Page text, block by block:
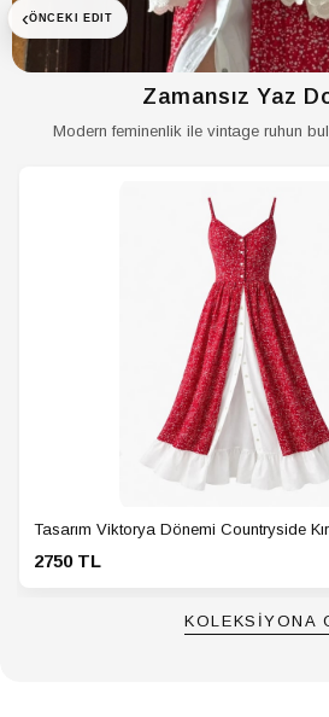
‹ÖNCEKI EDIT
Zamansız Yaz
Modern feminenlik ile vintage ruhun
Tasarım Viktorya Dönemi Countryside
2750 TL
KOLEKSİYONA